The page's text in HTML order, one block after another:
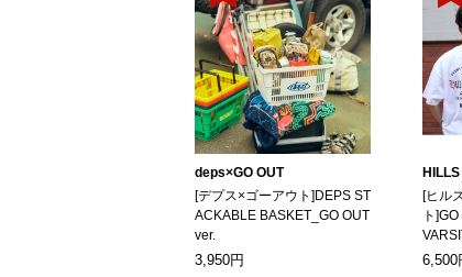
deps×GO OUT
[デプス×ゴーアウト]DEPS ST
ACKABLE BASKET_GO OUT
ver.
3,950円
[ヒル
ト
6,500